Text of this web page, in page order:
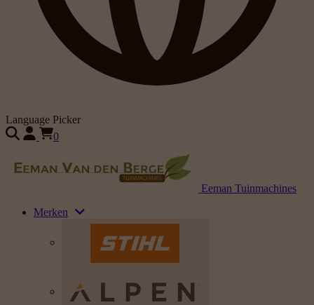
Language Picker
0
Eeman Tuinmachines
Merken